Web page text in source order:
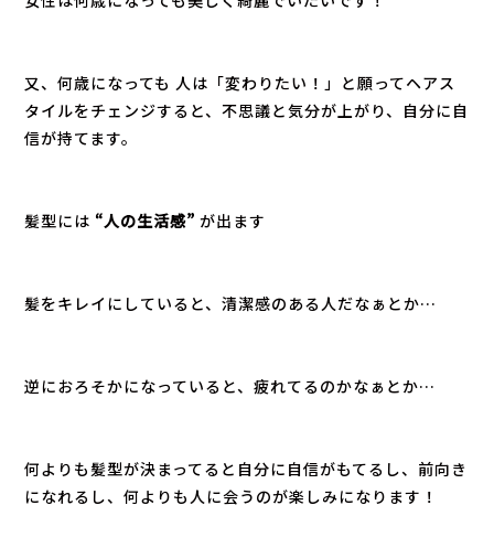
又、何歳になっても 人は「変わりたい！」と願ってヘアス
タイルをチェンジすると、不思議と気分が上がり、自分に自
信が持てます。
髪型には “人の生活感”が出ます
髪をキレイにしていると、清潔感のある人だなぁとか…
逆におろそかになっていると、疲れてるのかなぁとか…
何よりも髪型が決まってると自分に自信がもてるし、前向き
になれるし、何よりも人に会うのが楽しみになります！